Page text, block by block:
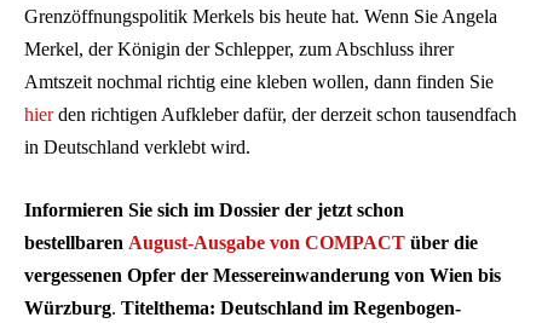
Grenzöffnungspolitik Merkels bis heute hat. Wenn Sie Angela
Merkel, der Königin der Schlepper, zum Abschluss ihrer
Amtszeit nochmal richtig eine kleben wollen, dann finden Sie
hierden richtigen Aufkleber dafür, der derzeit schon tausendfach
in Deutschland verklebt wird.
Informieren Sie sich im Dossier der jetzt schon
bestellbaren August-Ausgabe von COMPACT über die
vergessenen Opfer der Messereinwanderung von Wien bis
Würzburg. Titelthema: Deutschland im Regenbogen-